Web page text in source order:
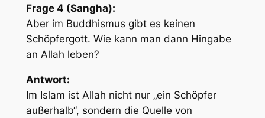
Frage 4 (Sangha):
Aber im Buddhismus gibt es keinen
Schöpfergott. Wie kann man dann Hingabe
an Allah leben?
Antwort:
Im Islam ist Allah nicht nur „ein Schöpfer
außerhalb“, sondern die Quelle von